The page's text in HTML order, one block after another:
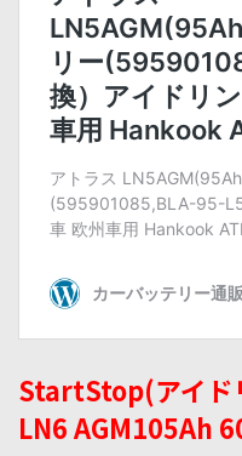
StartStop(アイド
LN6 AGM105Ah